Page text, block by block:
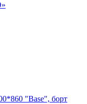
"Base", борт